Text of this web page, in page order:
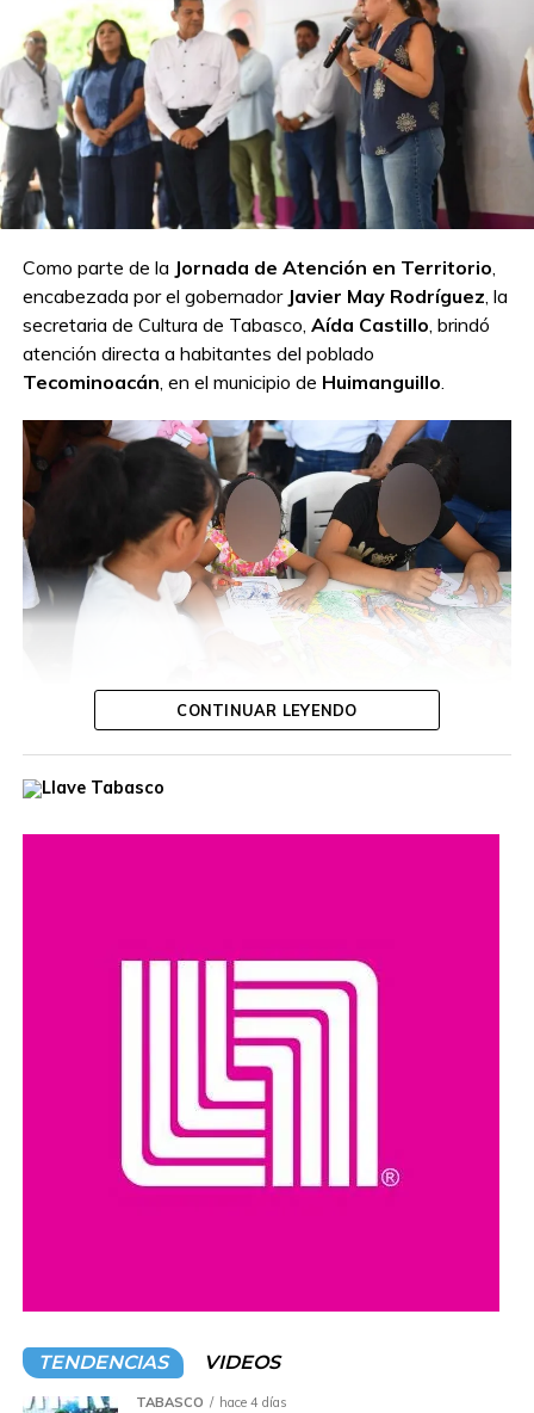
del Hospital General de Teapa y del hospital de
Macuspana, además de señalar que su gobierno trabaja
para regularizar el abasto de medicamentos en las
instituciones públicas de salud.
Compartir en:
TEMAS RELACIONADOS:
A CONTINUACIÓN
Entrega Comalcalco pavimentación en
acceso a primaria de León Zárate 1ª Sección
NO TE PIERDAS
Yolanda Osuna participa en la Primera
Olimpiada “En Tabasco la juventud no tiene
edad”
Como parte de la Jornada de Atención en Territorio,
encabezada por el gobernador Javier May Rodríguez, la
secretaria de Cultura de Tabasco, Aída Castillo, brindó
atención directa a habitantes del poblado
Tecominoacán, en el municipio de Huimanguillo.
Durante la jornada, la funcionaria escuchó las inquietudes
de las y los ciudadanos, ofreció orientación personalizada
autoridades y la población, además de reafirmar el
compromiso de impulsar acciones y programas que
promuevan el acceso a la cultura y el desarrollo de las
comunidades en todo el estado.
CONTINUAR LEYENDO
TENDENCIAS VIDEOS
TABASCO hace 4 días